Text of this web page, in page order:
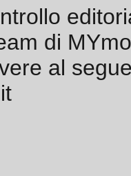
di
al